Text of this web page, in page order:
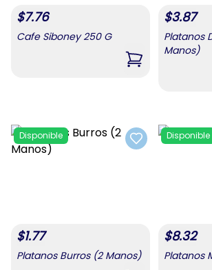
$7.76
Cafe Siboney 250 G
,Cafe Siboney
$3.87
Platanos
Manos)
Add to favorites
Disponible
$1.77
Platanos Burros (2 Manos)
Disponible
$8.32
Platanos